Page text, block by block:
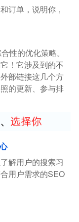
订单，说明你，
性的优化策略。
！它涉及到的不
部链接这几个方
的更新、参与排
解用户的搜索习
用户需求的SEO